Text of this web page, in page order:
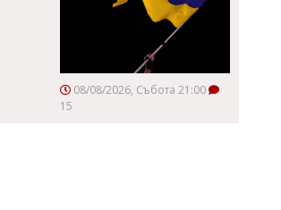
08/08/2026, Събота 21:00
15